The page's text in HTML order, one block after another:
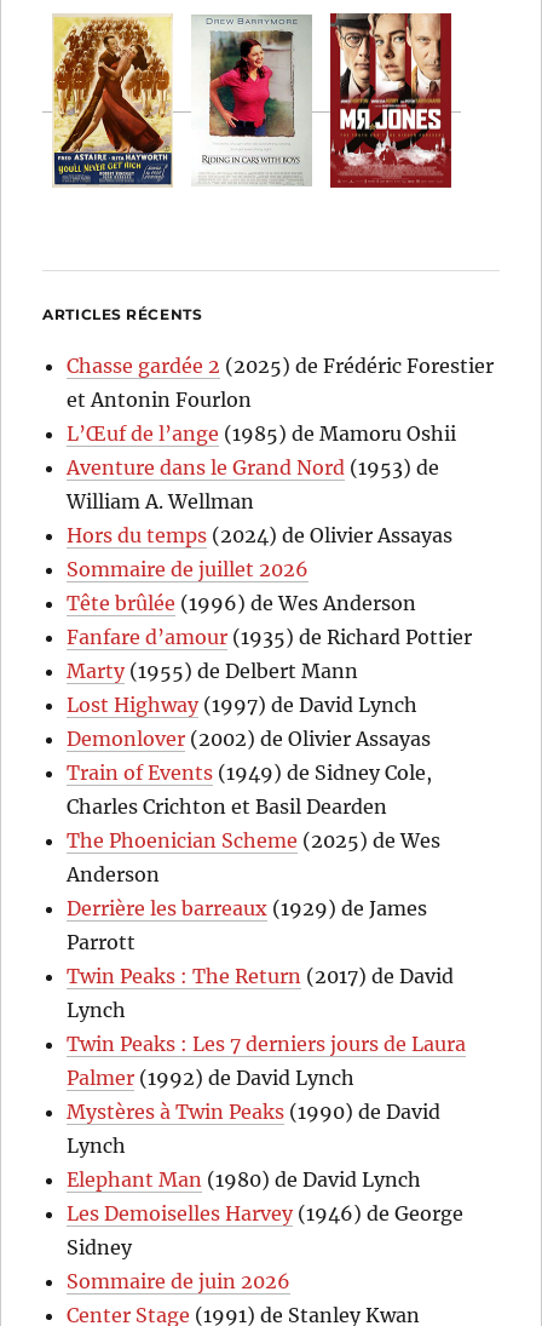
ARTICLES RÉCENTS
Chasse gardée 2 (2025) de Frédéric Forestier
et Antonin Fourlon
L’Œuf de l’ange (1985) de Mamoru Oshii
Aventure dans le Grand Nord (1953) de
William A. Wellman
Hors du temps (2024) de Olivier Assayas
Sommaire de juillet 2026
Tête brûlée (1996) de Wes Anderson
Fanfare d’amour (1935) de Richard Pottier
Marty(1955) de Delbert Mann
Lost Highway(1997) de David Lynch
Demonlover (2002) de Olivier Assayas
Train of Events (1949) de Sidney Cole,
Charles Crichton et Basil Dearden
The Phoenician Scheme (2025) de Wes
Anderson
Derrière les barreaux (1929) de James
Parrott
Twin Peaks : The Return (2017) de David
Lynch
Twin Peaks : Les 7 derniers jours de Laura
Palmer (1992) de David Lynch
Mystères à Twin Peaks (1990) de David
Lynch
Elephant Man (1980) de David Lynch
Les Demoiselles Harvey(1946) de George
Sidney
Sommaire de juin 2026
Center Stage (1991) de Stanley Kwan